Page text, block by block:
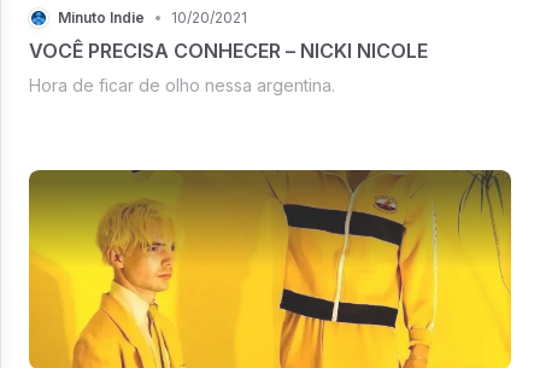
Minuto Indie • 10/20/2021
VOCÊ PRECISA CONHECER – NICKI NICOLE
Hora de ficar de olho nessa argentina.